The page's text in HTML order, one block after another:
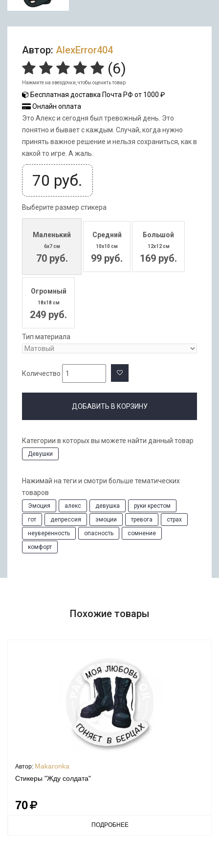
Автор: AlexError404
(6)
Нажмите на звездочки, чтобы оценить товар
Бесплатная доставка Почта РФ от 1000 ₽
Онлайн оплата
Это Алекс и сегодня был тревожный день. Это
понятно и бывает с каждым. Случай, когда нужно
принять важное решение и нельзя сохраниться, как в
какой то игре. А жаль.
70 руб.
Выберите размер стикера
Маленький
6x7 см
70 руб.
Средний
10x10 см
99 руб.
Большой
12x12 см
169 руб.
Огромный
18x18 см
249 руб.
Тип материала
Количество
ДОБАВИТЬ В КОРЗИНУ
Категории в которых вы можете найти данный товар
Девушки
Нажимай на теги и смотри больше тематических
товаров
Эмоция алекс девушка
руки крестом
гот
депрессия эмоции тревога
страх
неуверенность
опасность
сомнение
комфорт
Похожие товары
Автор: Makaronka
Стикеры "Жду солдата"
70
ПОДРОБНЕЕ